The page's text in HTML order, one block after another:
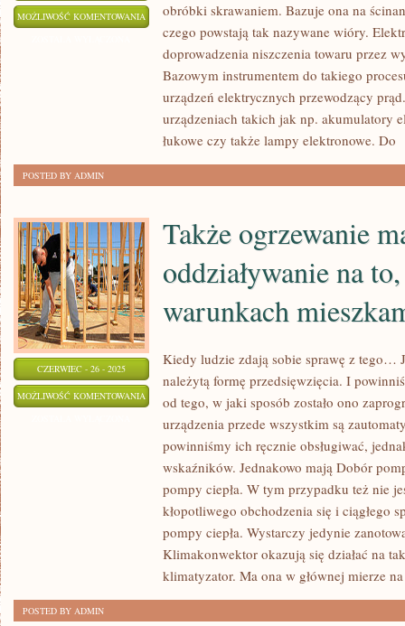
MOŻLIWOŚĆ KOMENTOWANIA WSKAZÓWKI
obróbki skrawaniem. Bazuje ona na
czego powstają tak nazywane wióry.
doprowadzenia niszczenia towaru przez
Bazowym instrumentem do takiego
urządzeń elektrycznych przewodzący
urządzeniach takich jak np. akumulatory
łukowe czy także lampy elektronowe. Do
POSTED BY ADMIN
CZERWIEC - 26 - 2025
MOŻLIWOŚĆ KOMENTOWANIA
OGRZEWANIE
ODDZIAŁYWANIE
JAKICH
WARUNKACH
MIESZKAMY
Także ogrzewanie
oddziaływanie na
warunkach
Kiedy ludzie zdają sobie sprawę z tego…
należytą formę przedsięwzięcia. I
od tego, w jaki sposób zostało ono
urządzenia przede wszystkim są
powinniśmy ich ręcznie obsługiwać,
wskaźników. Jednakowo mają Dobór
pompy ciepła. W tym przypadku też nie
kłopotliwego obchodzenia się i ciągłego
pompy ciepła. Wystarczy jedynie
Klimakonwektor okazują się działać na
klimatyzator. Ma ona w głównej mierze na
POSTED BY ADMIN